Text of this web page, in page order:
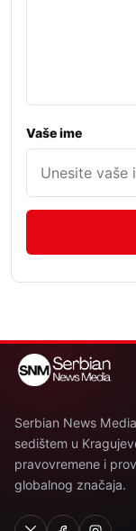
Vaše ime
Serbian News
sedištem u
pravovremene i
globalnog značaja.